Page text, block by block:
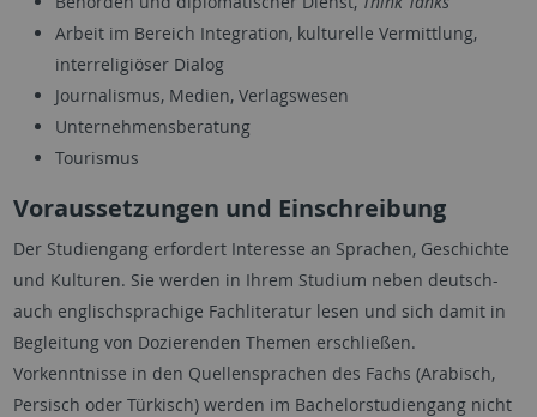
Arbeit im Bereich Integration, kulturelle Vermittlung,
interreligiöser Dialog
Journalismus, Medien, Verlagswesen
Unternehmensberatung
Tourismus
Voraussetzungen und Einschreibung
Der Studiengang erfordert Interesse an Sprachen, Geschichte
und Kulturen. Sie werden in Ihrem Studium neben deutsch-
auch englischsprachige Fachliteratur lesen und sich damit in
Begleitung von Dozierenden Themen erschließen.
Vorkenntnisse in den Quellensprachen des Fachs (Arabisch,
Persisch oder Türkisch) werden im Bachelorstudiengang nicht